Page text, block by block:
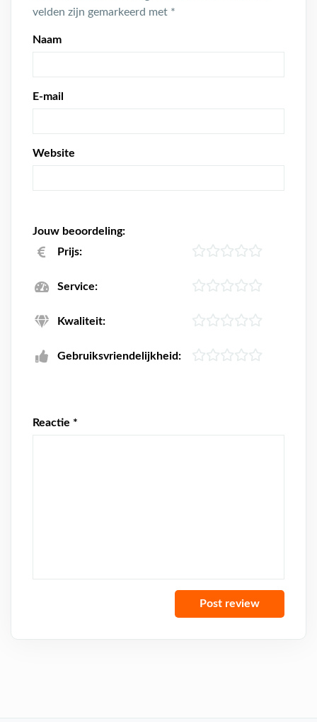
velden zijn gemarkeerd met *
Naam
E-mail
Website
Jouw beoordeling:
Prijs:
Service:
Kwaliteit:
Gebruiksvriendelijkheid:
Reactie *